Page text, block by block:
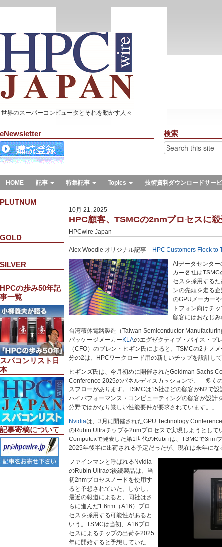
世界のスーパーコンピュータとそれを動かす人々
eNewsletter 検索
HOME 記事 特集記事 Topics 技術資料ダウンロードサー
PLUTNUM
GOLD
SILVER
HPCの歩み50年記
事一覧
スパコンリスト日
本
記事寄稿について
10月 21, 2025
HPC顧客、TSMCの2nmプロセスに
HPCwire Japan
Alex Woodie オリジナル記事「 HPC Customers Flock to
AIデータセンタ
カー各社はTSMC
セスを採用する
ンの先頭を走る
のGPUメーカー
トフォン向けチ
顧客にはおなじ
台湾積体電路製造（Taiwan Semiconductor
パッケージメーカー KLAのエグゼクティブ・バイス・プ
（CFO）のブレン・ヒギン氏によると、TSMCの2ナノ
分の2は、HPCワークロード用の新しいチップを設計し
ヒギンズ氏は、今月初めに開催されたGoldman Sachs
Conference 2025のパネルディスカッションで、「多く
スフローがあります。TSMCは15社ほどの顧客がN2で
ハイパフォーマンス・コンピューティングの顧客が設計
分野ではかなり厳しい性能要件が要求されています。」
Nvidiaは、3月に開催されたGPU Technology
のRubin Ultraチップを2nmプロセスで実現しようとして
Computexで発表した第1世代のRubinは、TSMCで3nm
2025年後半に出荷される予定だったが、現在は来年にな
ファインマンと呼ばれるNvidia
のRubin Ultraの後続製品は、当
初2nmプロセスノードを使用す
ると予想されていた。しかし、
最近の報道によると、同社はさ
らに進んだ1.6nm（A16）プロ
セスを採用する可能性があると
いう。TSMCは当初、A16プロ
セスによるチップの出荷を2025
年に開始すると予想していた